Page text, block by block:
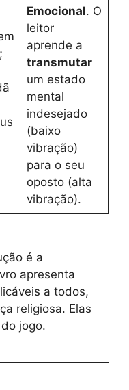
Emocional. O
leitor
aprende a
transmutar
um estado
mental
indesejado
(baixo
vibração)
para o seu
oposto (alta
vibração).
é a
apresenta
a todos,
religiosa. Elas
jogo.